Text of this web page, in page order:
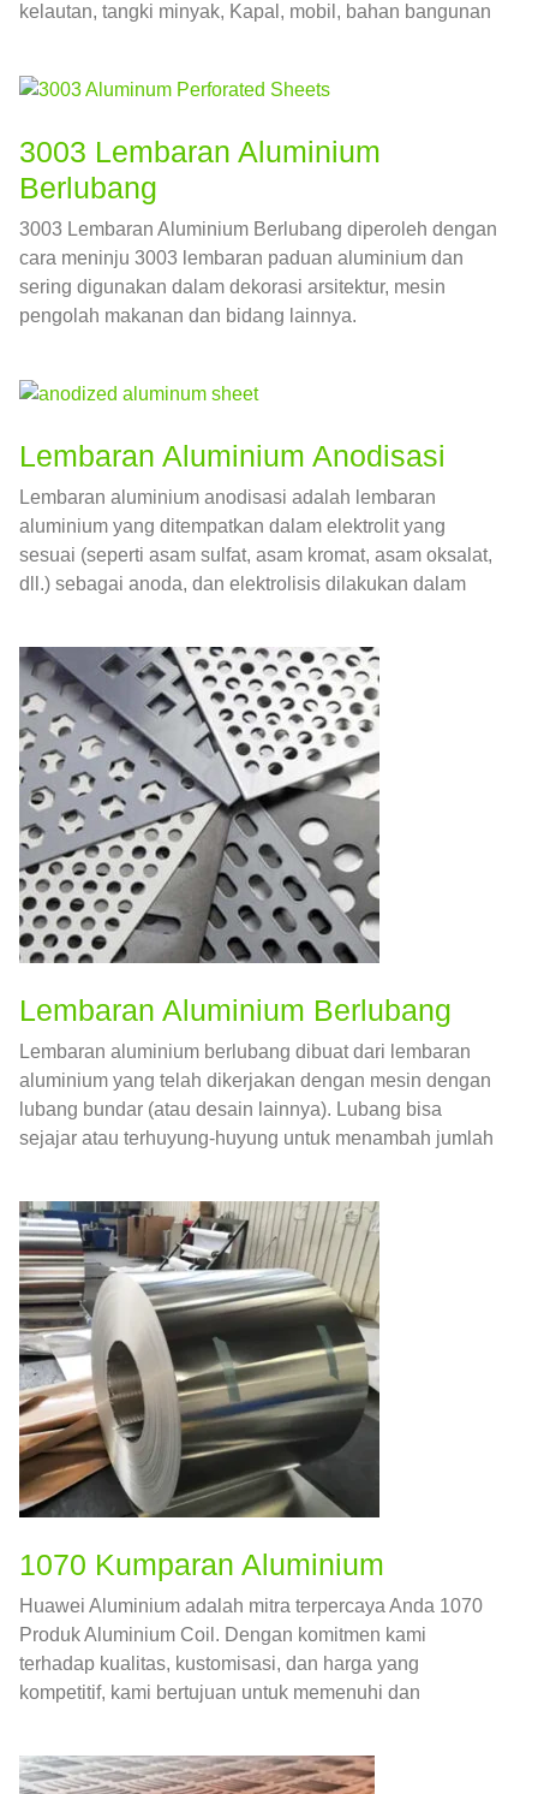
kelautan, tangki minyak, Kapal, mobil, bahan bangunan
3003 Lembaran Aluminium
Berlubang
3003 Lembaran Aluminium Berlubang diperoleh dengan
cara meninju 3003 lembaran paduan aluminium dan
sering digunakan dalam dekorasi arsitektur, mesin
pengolah makanan dan bidang lainnya.
Lembaran Aluminium Anodisasi
Lembaran aluminium anodisasi adalah lembaran
aluminium yang ditempatkan dalam elektrolit yang
sesuai (seperti asam sulfat, asam kromat, asam oksalat,
dll.) sebagai anoda, dan elektrolisis dilakukan dalam
Lembaran Aluminium Berlubang
Lembaran aluminium berlubang dibuat dari lembaran
aluminium yang telah dikerjakan dengan mesin dengan
lubang bundar (atau desain lainnya). Lubang bisa
sejajar atau terhuyung-huyung untuk menambah jumlah
1070 Kumparan Aluminium
Huawei Aluminium adalah mitra terpercaya Anda 1070
Produk Aluminium Coil. Dengan komitmen kami
terhadap kualitas, kustomisasi, dan harga yang
kompetitif, kami bertujuan untuk memenuhi dan